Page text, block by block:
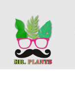
Inhalt
springen